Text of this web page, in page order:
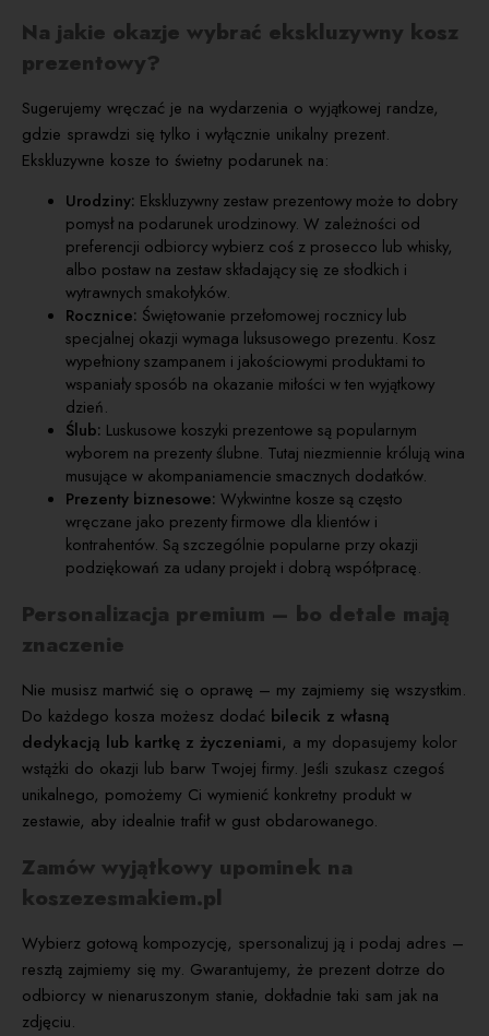
Na jakie okazje wybrać ekskluzywny kosz
prezentowy?
Sugerujemy wręczać je na wydarzenia o wyjątkowej randze,
gdzie sprawdzi się tylko i wyłącznie unikalny prezent.
Ekskluzywne kosze to świetny podarunek na:
Urodziny: Ekskluzywny zestaw prezentowy może to dobry
pomysł na podarunek urodzinowy. W zależności od
preferencji odbiorcy wybierz coś z prosecco lub whisky,
albo postaw na zestaw składający się ze słodkich i
wytrawnych smakołyków.
Rocznice: Świętowanie przełomowej rocznicy lub
specjalnej okazji wymaga luksusowego prezentu. Kosz
wypełniony szampanem i jakościowymi produktami to
wspaniały sposób na okazanie miłości w ten wyjątkowy
dzień.
Ślub: Luskusowe koszyki prezentowe są popularnym
wyborem na prezenty ślubne. Tutaj niezmiennie królują wina
musujące w akompaniamencie smacznych dodatków.
Prezenty biznesowe: Wykwintne kosze są często
wręczane jako prezenty firmowe dla klientów i
kontrahentów. Są szczególnie popularne przy okazji
podziękowań za udany projekt i dobrą współpracę.
Personalizacja premium – bo detale mają
znaczenie
Nie musisz martwić się o oprawę – my zajmiemy się wszystkim.
Do każdego kosza możesz dodać bilecik z własną
dedykacją lub kartkę z życzeniami, a my dopasujemy kolor
wstążki do okazji lub barw Twojej firmy. Jeśli szukasz czegoś
unikalnego, pomożemy Ci wymienić konkretny produkt w
zestawie, aby idealnie trafił w gust obdarowanego.
Zamów wyjątkowy upominek na
koszezesmakiem.pl
Wybierz gotową kompozycję, spersonalizuj ją i podaj adres –
resztą zajmiemy się my. Gwarantujemy, że prezent dotrze do
odbiorcy w nienaruszonym stanie, dokładnie taki sam jak na
zdjęciu.